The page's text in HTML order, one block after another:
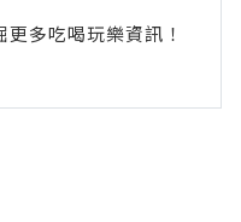
多吃喝玩樂資訊！